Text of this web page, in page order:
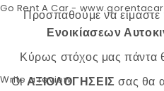
Go Rent A Car -
Write a review
Προσπαθούμε να είμαστε
Ενοικίασεων
Κύρως στόχος μας πάντα
ΟιΑΞΙΟΛΟΓΗΣΕΙΣ σας θα